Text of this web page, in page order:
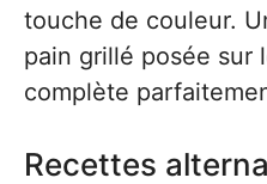
touche de couleur.
pain grillé posée sur
complète
Recettes